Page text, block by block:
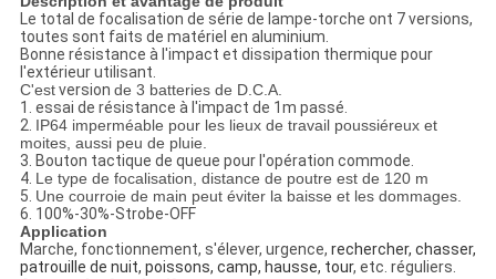
Le total de focalisation de série de lampe-torche ont 7 versions,
toutes sont faits de matériel en aluminium.
Bonne résistance à l'impact et dissipation thermique pour
l'extérieur utilisant.
C'estversion de 3 batteries de D.C.A.
1. essai de résistance à l'impact de 1m passé.
2. IP64 imperméable pour les lieux de travail poussiéreux et
moites, aussi peu de pluie.
3. Bouton tactique de queue pour l'opération commode.
4. Le type de focalisation, distance de poutre est de 120 m
5. Une courroie de main peut éviter la baisse et les dommages.
6. 100%-30%-Strobe-OFF
Application
Marche, fonctionnement, s'élever, urgence, rechercher, chasser,
patrouille de nuit, poissons, camp, hausse, tour, etc. réguliers.